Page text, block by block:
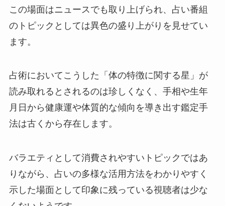
この場面はニュースでも取り上げられ、占い番組
のトピックとしては異色の盛り上がりを見せてい
ます。
占術においてこうした「体の特徴に関する星」が
読み取れるとされるのは珍しくなく、手相や生年
月日から健康運や体質的な傾向を導き出す鑑定手
法は古くから存在します。
バラエティとして消費されやすいトピックではあ
りながら、占いの多様な活用方法をわかりやすく
示した場面として印象に残っている視聴者は少な